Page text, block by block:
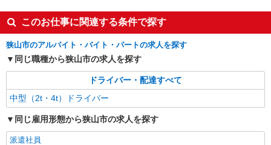
このお仕事に関連する条件で探す
狭山市のアルバイト・バイト・パートの求人を探す
同じ職種から狭山市の求人を探す
ドライバー・配達すべて
中型（2t・4t）ドライバー
同じ雇用形態から狭山市の求人を探す
派遣社員